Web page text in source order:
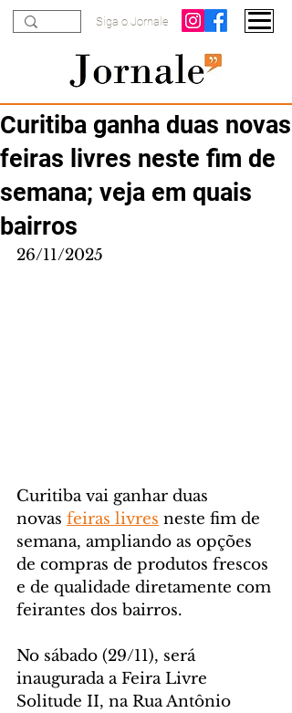
Siga o Jornale
Curitiba ganha duas novas
feiras livres neste fim de
semana; veja em quais
bairros
26/11/2025
Curitiba vai ganhar duas
novas feiras livres neste fim de
semana, ampliando as opções
de compras de produtos frescos
e de qualidade diretamente com
feirantes dos bairros.
No sábado (29/11), será
inaugurada a Feira Livre
Solitude II, na Rua Antônio